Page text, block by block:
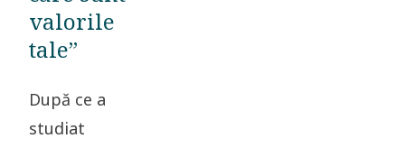
valorile
tale”
După ce a
studiat